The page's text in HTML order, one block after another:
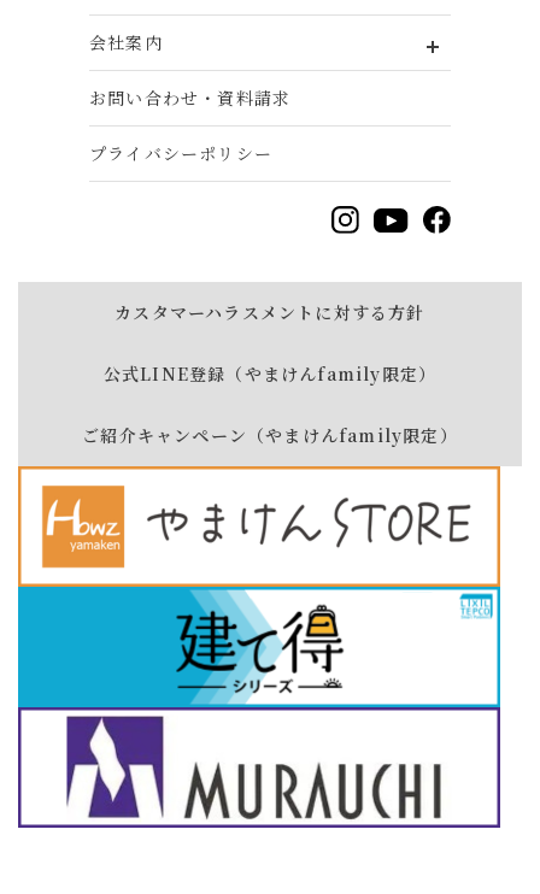
会社案内
お問い合わせ・資料請求
プライバシーポリシー
カスタマーハラスメントに対する方針
公式LINE登録（やまけんfamily限定）
ご紹介キャンペーン（やまけんfamily限定）